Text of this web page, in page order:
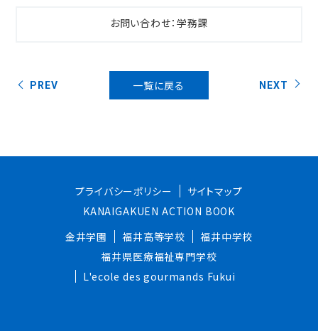
お問い合わせ：学務課
PREV 一覧に戻る NEXT
プライバシーポリシー
サイトマップ
KANAIGAKUEN ACTION BOOK
金井学園
福井高等学校
福井中学校
福井県医療福祉専門学校
L'ecole des gourmands Fukui